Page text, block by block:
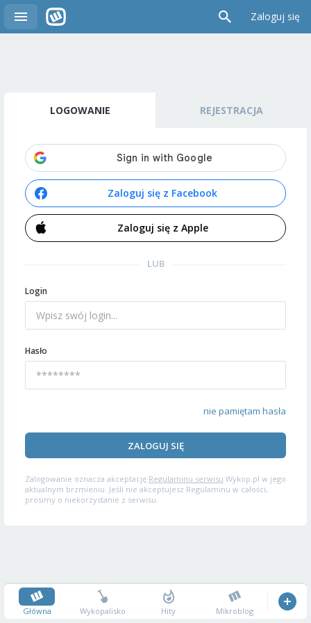
Zaloguj się
LOGOWANIE REJESTRACJA
Zaloguj się z Facebook
Zaloguj się z Apple
LUB
Login
Hasło
nie pamiętam hasła
ZALOGUJ SIĘ
Zalogowanie oznacza akceptację Regulaminu serwisu Wykop.pl w jego
aktualnym brzmieniu. Jeśli nie akceptujesz Regulaminu w całości,
prosimy o niekorzystanie z serwisu.
Główna Wykopalisko Hity Mikroblog